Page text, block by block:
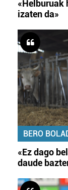
«Helburuak
izaten da»
BERO
«Ez dago
daude